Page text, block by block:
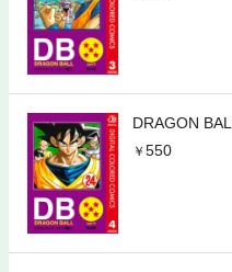
DRAGON
550